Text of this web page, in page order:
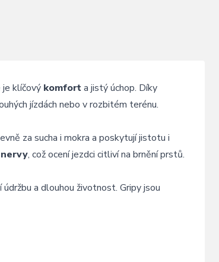
je klíčový komforta jistýúchop. Díky
jízdách nebo vrozbitém terénu.
za sucha i mokra a poskytujíjistotu i
nervy, cožoceníjezdci citlivína brněníprstů.
údržbu a dlouhou životnost. Gripyjsou